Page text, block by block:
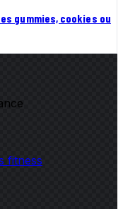
gummies, cookies ou
fitness